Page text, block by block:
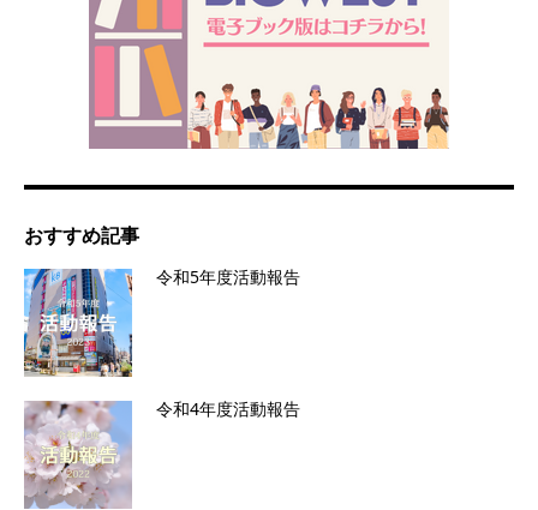
おすすめ記事
令和5年度活動報告
令和4年度活動報告